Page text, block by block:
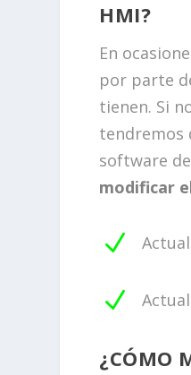
HMI?
En
por parte
tienen. Si
tendremos
software
modificar
N
N
¿CÓMO